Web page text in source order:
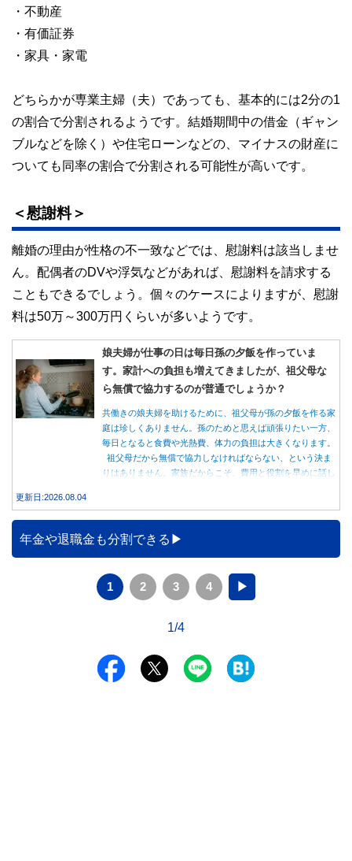
・不動産
・有価証券
・家具・家電
どちらかが専業主婦（夫）であっても、基本的には2分の1
の割合で分割されるようです。結婚期間中の借金（ギャン
ブルなどを除く）や住宅ローンなどの、マイナスの財産に
ついても同率の割合で分割される可能性が高いです。
＜慰謝料＞
離婚の理由が性格の不一致などでは、慰謝料は該当しませ
ん。配偶者のDVや浮気などがあれば、慰謝料を請求する
こともできるでしょう。個々のケースによりますが、慰謝
料は50万～300万円くらいが多いようです。
娘夫婦が仕事の日は毎日孫の夕飯を作っていま
す。家計への負担も増えてきましたが、祖父母な
ら無償で協力するのが普通でしょうか？
共働きの娘夫婦を助けるために、祖父母が孫の夕飯を作る家
庭は珍しくありません。孫のためと思えば頑張りたい一方、
毎日となると食費や光熱費、体力の負担は大きくなります。
祖父母だから無償で協力しなければならない、という決ま
りはありません。家族だからこそ、費用と役割を早めに話し
更新日:2026.08.04
年金や退職金も分割できる
1 2 3 4 ▶
1/4